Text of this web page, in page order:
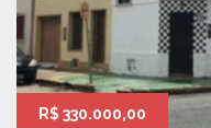
R$ 330.000,00